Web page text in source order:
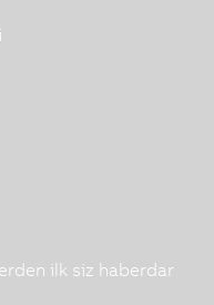
ilk siz haberdar